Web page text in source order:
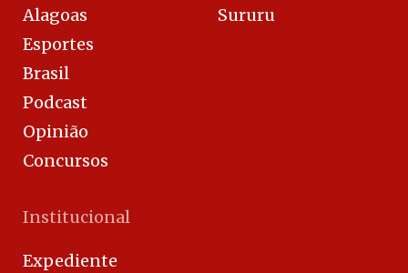
Alagoas
Esportes
Brasil
Podcast
Opinião
Concursos
Sururu
Institucional
Expediente